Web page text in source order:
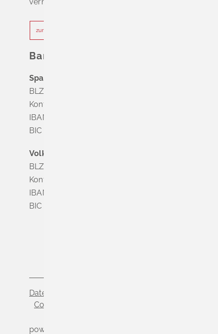
zur Terminvereinbarung
Bankverbindung
Sparkasse Markgräflerland Müllheim
BLZ 683 518 65
Konto Nr. 8 028 524
IBAN DE63 6835 1865 0008 0285 24
BIC SOLADES1MGL
Volksbank Dreiländereck
BLZ 683 900 00
Konto Nr. 3 500 004
IBAN DE56 6839 0000 0003 5000 04
BIC VOLODE66
Datenschutz
Cookie-Einstellungen
powered by